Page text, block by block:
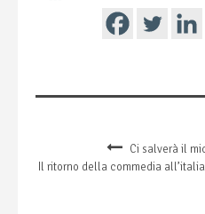
Ci salverà il
Il ritorno della commedia